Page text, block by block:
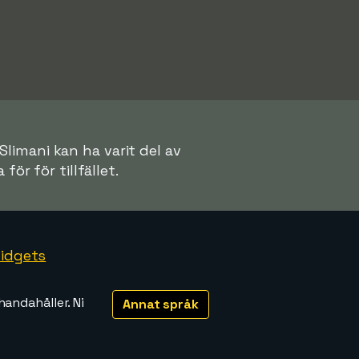
kan ha varit del av
för för tillfället.
Annat språk
Ni